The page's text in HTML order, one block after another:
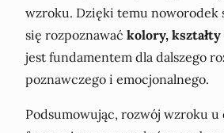
wzroku. Dzięki temu noworodek
się rozpoznawać kolory,
jest fundamentem dla dalszego
poznawczego i emocjonalnego.
Podsumowując, rozwój wzroku u